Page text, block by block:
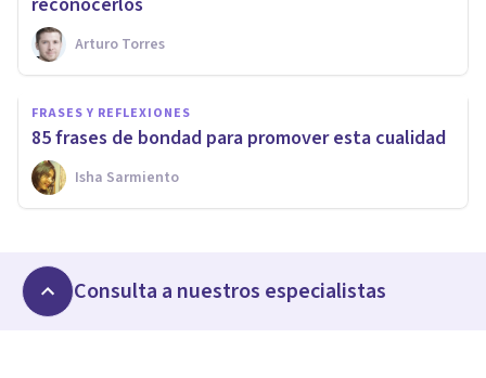
Arturo Torres
FRASES Y REFLEXIONES
85 frases de bondad para promover esta cualidad
Isha Sarmiento
Consulta a nuestros especialistas